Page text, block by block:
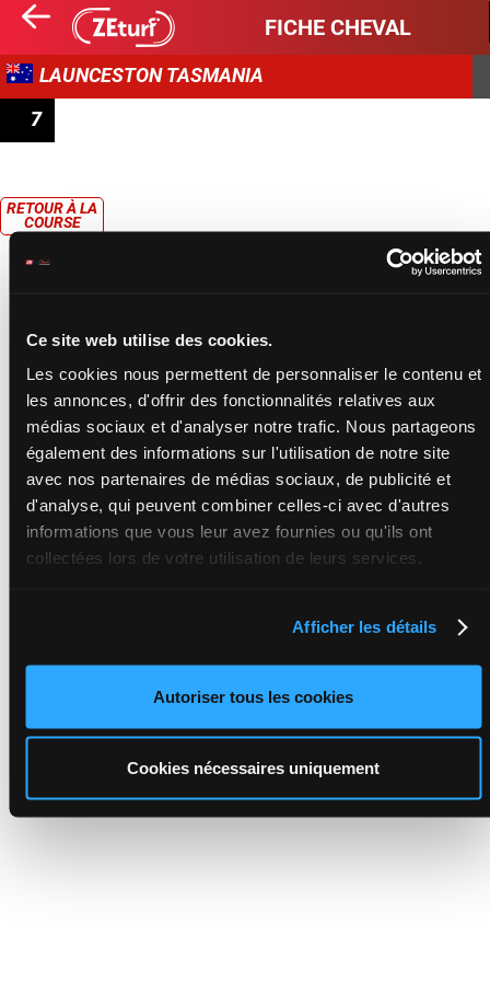
Ce site web utilise des cookies.
Les cookies nous permettent de personnaliser le contenu et
les annonces, d'offrir des fonctionnalités relatives aux
médias sociaux et d'analyser notre trafic. Nous partageons
également des informations sur l'utilisation de notre site
avec nos partenaires de médias sociaux, de publicité et
d'analyse, qui peuvent combiner celles-ci avec d'autres
informations que vous leur avez fournies ou qu'ils ont
collectées lors de votre utilisation de leurs services.
Afficher les détails
Autoriser tous les cookies
Cookies nécessaires uniquement
FICHE CHEVAL
LAUNCESTON TASMANIA
7
RETOUR À LA
COURSE